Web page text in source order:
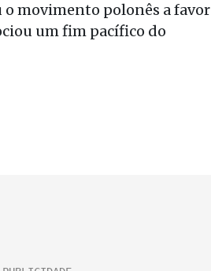
o movimento polonês a favor
um fim pacífico do